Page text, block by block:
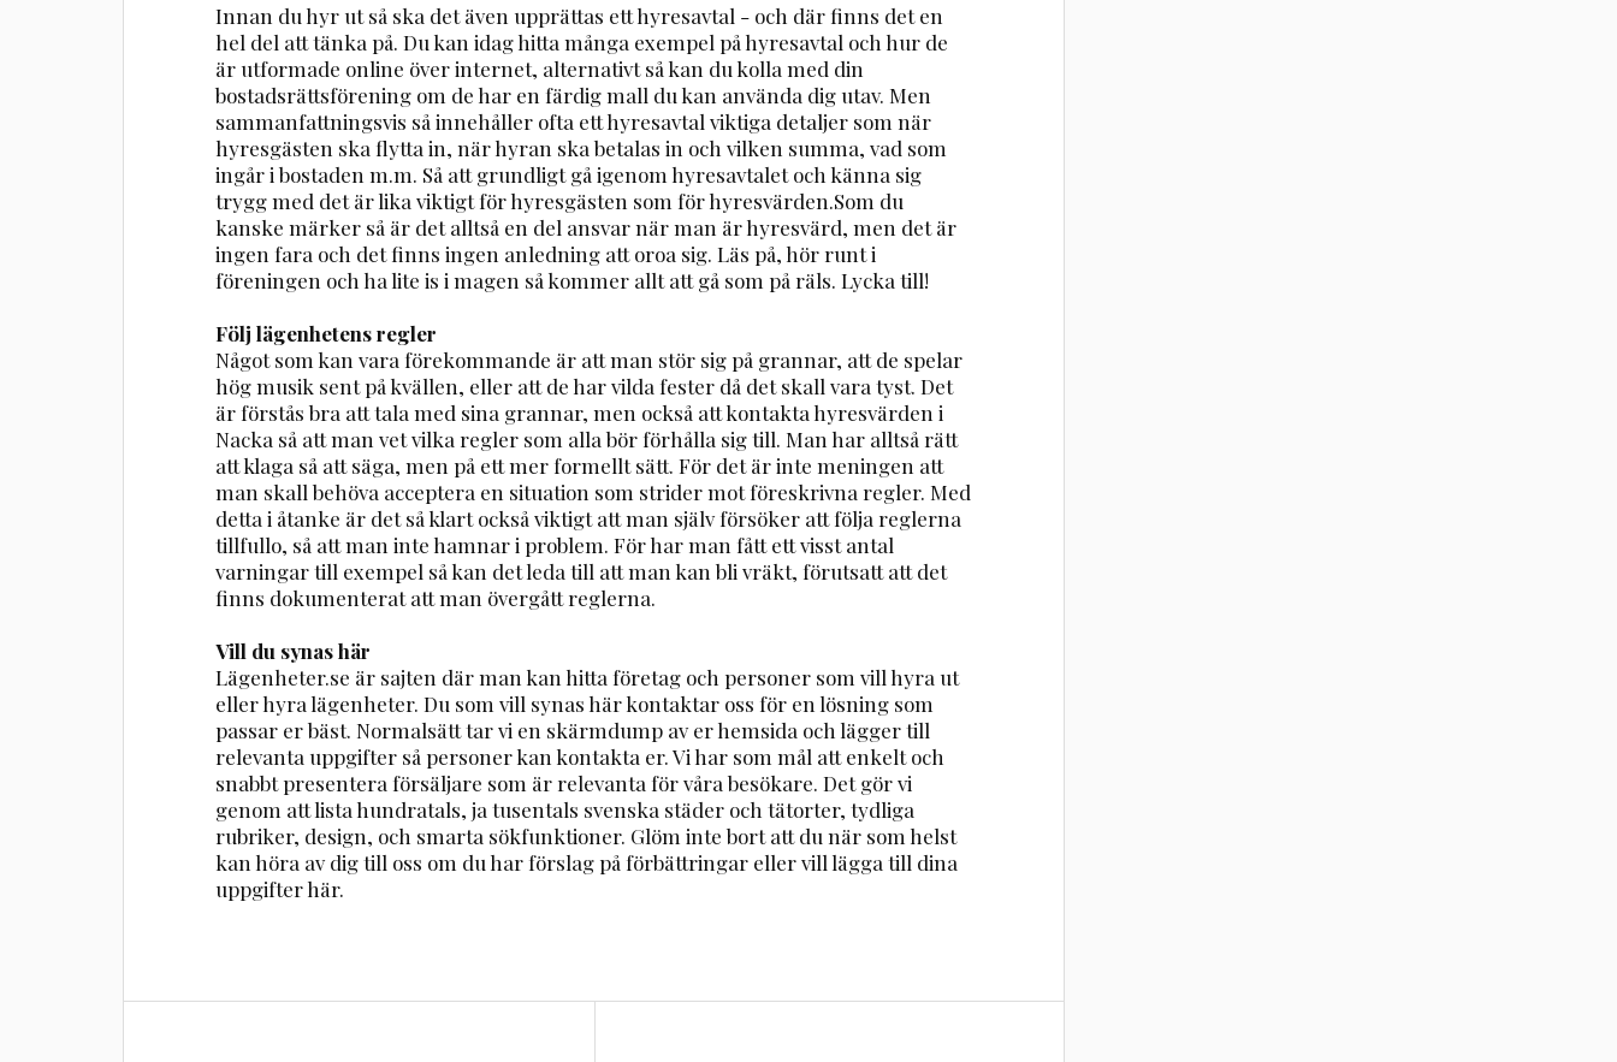
Innan du hyr ut så ska det även upprättas ett hyresavtal - och där finns det en
hel del att tänka på. Du kan idag hitta många exempel på hyresavtal och hur de
är utformade online över internet, alternativt så kan du kolla med din
bostadsrättsförening om de har en färdig mall du kan använda dig utav. Men
sammanfattningsvis så innehåller ofta ett hyresavtal viktiga detaljer som när
hyresgästen ska flytta in, när hyran ska betalas in och vilken summa, vad som
ingår i bostaden m.m. Så att grundligt gå igenom hyresavtalet och känna sig
trygg med det är lika viktigt för hyresgästen som för hyresvärden.Som du
kanske märker så är det alltså en del ansvar när man är hyresvärd, men det är
ingen fara och det finns ingen anledning att oroa sig. Läs på, hör runt i
föreningen och ha lite is i magen så kommer allt att gå som på räls. Lycka till!
Följ lägenhetens regler
Något som kan vara förekommande är att man stör sig på grannar, att de spelar
hög musik sent på kvällen, eller att de har vilda fester då det skall vara tyst. Det
är förstås bra att tala med sina grannar, men också att kontakta hyresvärden i
Nacka så att man vet vilka regler som alla bör förhålla sig till. Man har alltså rätt
att klaga så att säga, men på ett mer formellt sätt. För det är inte meningen att
man skall behöva acceptera en situation som strider mot föreskrivna regler. Med
detta i åtanke är det så klart också viktigt att man själv försöker att följa reglerna
tillfullo, så att man inte hamnar i problem. För har man fått ett visst antal
varningar till exempel så kan det leda till att man kan bli vräkt, förutsatt att det
finns dokumenterat att man övergått reglerna.
Vill du synas här
Lägenheter.se är sajten där man kan hitta företag och personer som vill hyra ut
eller hyra lägenheter. Du som vill synas här kontaktar oss för en lösning som
passar er bäst. Normalsätt tar vi en skärmdump av er hemsida och lägger till
relevanta uppgifter så personer kan kontakta er. Vi har som mål att enkelt och
snabbt presentera försäljare som är relevanta för våra besökare. Det gör vi
genom att lista hundratals, ja tusentals svenska städer och tätorter, tydliga
rubriker, design, och smarta sökfunktioner. Glöm inte bort att du när som helst
kan höra av dig till oss om du har förslag på förbättringar eller vill lägga till dina
uppgifter här.